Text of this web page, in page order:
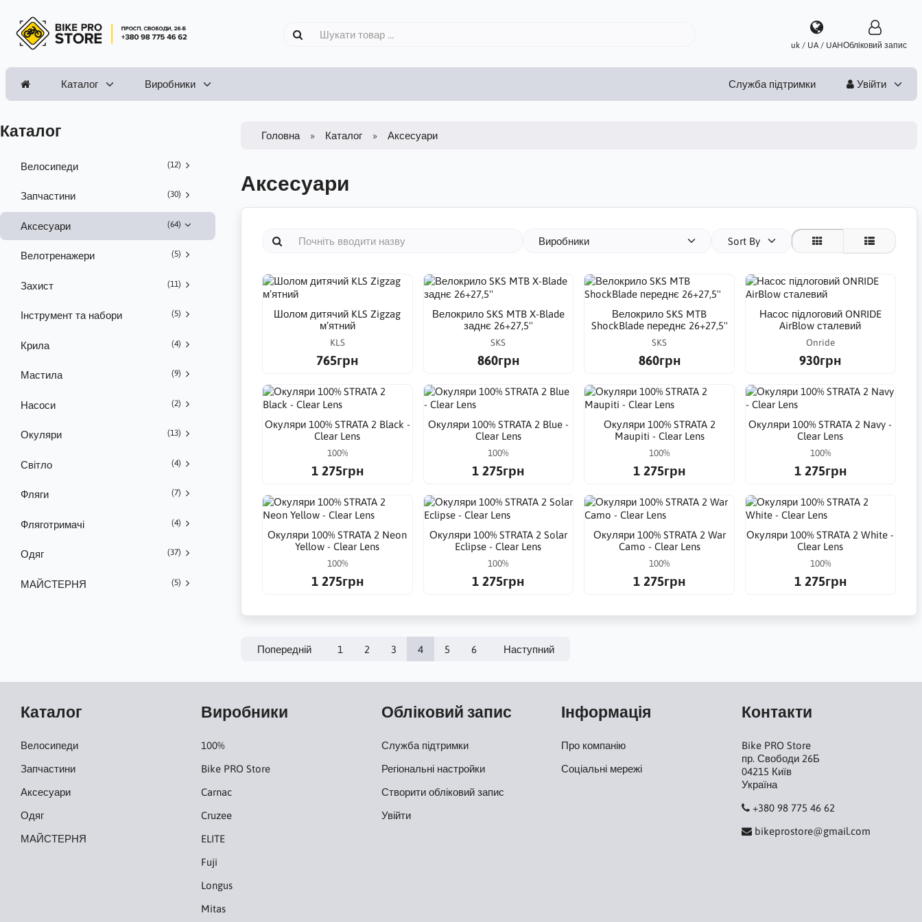
uk / UA / UAHОбліковий запис
Каталог Виробники Служба підтримки Увійти
Каталог
Велосипеди (12)
Запчастини (30)
Аксесуари (64)
Велотренажери (5)
Захист (11)
Інструмент та набори (5)
Крила (4)
Мастила (9)
Насоси (2)
Окуляри (13)
Світло (4)
Фляги (7)
Фляготримачі (4)
Одяг (37)
МАЙСТЕРНЯ (5)
Головна Каталог Аксесуари
Аксесуари
Виробники Sort By
Шолом дитячий KLS Zigzag
м’ятний
KLS
765грн
Велокрило SKS MTB X-Blade
заднє 26+27,5''
SKS
860грн
Велокрило SKS MTB
ShockBlade переднє 26+27,5''
SKS
860грн
Насос підлоговий ONRIDE
AirBlow сталевий
Onride
930грн
Окуляри 100% STRATA 2 Black -
Clear Lens
100%
1 275грн
Окуляри 100% STRATA 2 Blue -
Clear Lens
100%
1 275грн
Окуляри 100% STRATA 2
Maupiti - Clear Lens
100%
1 275грн
Окуляри 100% STRATA 2 Navy -
Clear Lens
100%
1 275грн
Окуляри 100% STRATA 2 Neon
Yellow - Clear Lens
100%
1 275грн
Окуляри 100% STRATA 2 Solar
Eclipse - Clear Lens
100%
1 275грн
Окуляри 100% STRATA 2 War
Camo - Clear Lens
100%
1 275грн
Окуляри 100% STRATA 2 White -
Clear Lens
100%
1 275грн
Попередній 1 2 3 4 5 6 Наступний
Каталог
Велосипеди
Запчастини
Аксесуари
Одяг
МАЙСТЕРНЯ
Виробники
100%
Bike PRO Store
Carnac
Cruzee
ELITE
Fuji
Longus
Mitas
Обліковий запис
Служба підтримки
Регіональні настройки
Створити обліковий запис
Увійти
Інформація
Про компанію
Соціальні мережі
Контакти
Bike PRO Store
пр. Свободи 26Б
04215 Київ
Україна
+380 98 775 46 62
bikeprostore@gmail.com